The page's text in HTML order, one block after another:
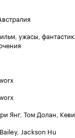
, ужасы,
Янг, Том Долан,
, Jackson Hu